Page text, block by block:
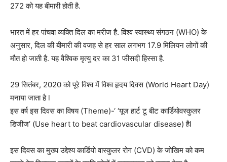
272 को यह बीमारी होती है.
भारत में हर पांचवा व्यक्ति दिल का मरीज है. विश्व स्वास्थ्य संगठन (WHO) के
अनुसार, दिल की बीमारी की वजह से हर साल लगभग 17.9 मिलियन लोगों की
मौत हो जाती है. यह वैश्विक मृत्यु दर का 31 फीसदी हिस्सा है.
29 सितंबर, 2020 को पूरे विश्व में विश्व हृदय दिवस (World Heart Day)
मनाया जाता है l
इस वर्ष इस दिवस का विषय (Theme)-‘ ‘यूज हार्ट टू बीट कार्डियोवस्कुलर
डिजीज’ (Use heart to beat cardiovascular disease) हैl
इस दिवस का मुख्य उद्देश्य कार्डियो वास्कुलर रोग (CVD) के जोखिम को कम